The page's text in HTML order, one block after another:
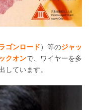
ゴンロード）等のジャッ
クオンで、ワイヤーを多
しています。